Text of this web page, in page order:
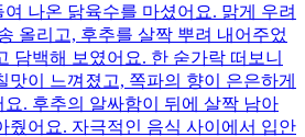
나온 닭육수를 마셨어요. 맑게 우려
올리고, 후추를 살짝 뿌려 내어주었
담백해 보였어요. 한 숟가락 떠보니
맛이 느껴졌고, 쪽파의 향이 은은하게
. 후추의 알싸함이 뒤에 살짝 남아
줬어요. 자극적인 음식 사이에서 입안